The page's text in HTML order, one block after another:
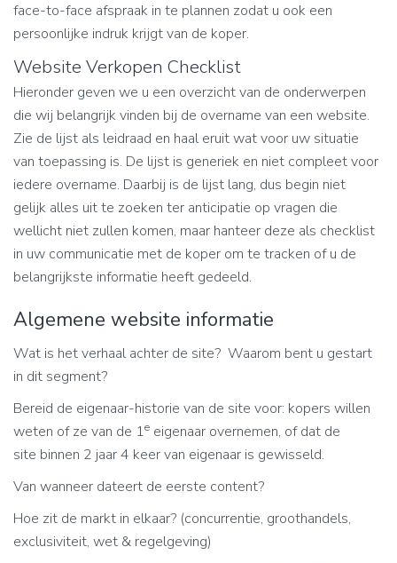
face-to-face afspraak in te plannen zodat u ook een
persoonlijke indruk krijgt van de koper.
Website Verkopen Checklist
Hieronder geven we u een overzicht van de onderwerpen
die wij belangrijk vinden bij de overname van een website.
Zie de lijst als leidraad en haal eruit wat voor uw situatie
van toepassing is. De lijst is generiek en niet compleet voor
iedere overname. Daarbij is de lijst lang, dus begin niet
gelijk alles uit te zoeken ter anticipatie op vragen die
wellicht niet zullen komen, maar hanteer deze als checklist
in uw communicatie met de koper om te tracken of u de
belangrijkste informatie heeft gedeeld.
Algemene website informatie
Wat is het verhaal achter de site? Waarom bent u gestart
in dit segment?
Bereid de eigenaar-historie van de site voor: kopers willen
weten of ze van de 1e eigenaar overnemen, of dat de
site binnen 2 jaar 4 keer van eigenaar is gewisseld.
Van wanneer dateert de eerste content?
Hoe zit de markt in elkaar? (concurrentie, groothandels,
exclusiviteit, wet & regelgeving)